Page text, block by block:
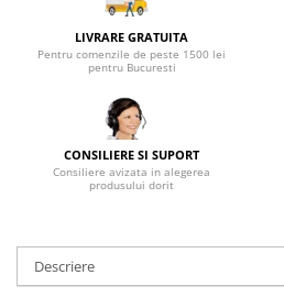
Seturi mobilier hol
Stender haine
Suport pentru umerase
Mobilier gradinita
Mese gradinita
Set mese si scaune gradinita
Mobilier copii
LIVRARE GRATUITA
Pentru comenzile de peste 1500 lei
pentru Bucuresti
CONSILIERE SI SUPORT
Consiliere avizata in alegerea
produsului dorit
Descriere